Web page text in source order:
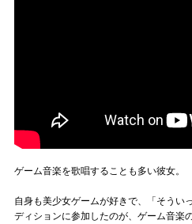
ゲーム音楽を歌唱することも多い彼女。
自身も美少女ゲームが好きで、「そうい
ディションに参加したのが、ゲーム音楽